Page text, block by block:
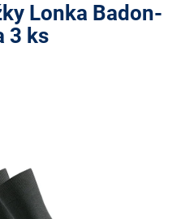
Lonka Badon-
3 ks